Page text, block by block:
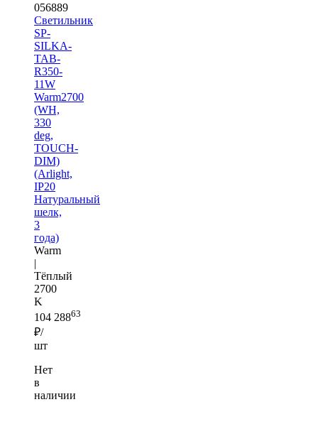
056889
Светильник
SP-
SILKA-
TAB-
R350-
11W
Warm2700
(WH,
330
deg,
TOUCH-
DIM)
(Arlight,
IP20
Натуральный
шелк,
3
года)
Warm
|
Тёплый
2700
K
104 28863
₽/
шт
Нет
в
наличии